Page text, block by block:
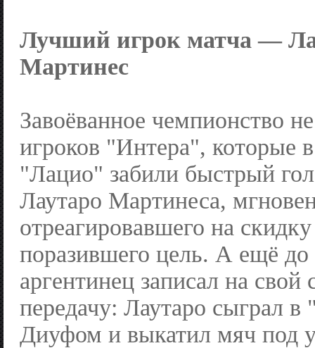
Лучший игрок матча —
Мартинес
Завоёванное чемпионство
игроков "Интера", которые
"Лацио" забили быстрый
Лаутаро Мартинеса,
отреагировавшего на
поразившего цель. А ещё до
аргентинец записал на свой
передачу: Лаутаро сыграл в
Диуфом и выкатил мяч под